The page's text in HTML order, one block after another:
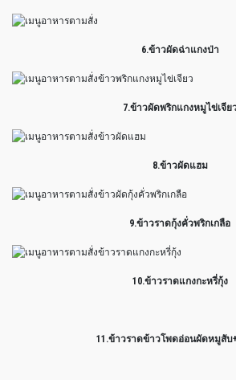
6.ข้าวผัดฉ่าแกงป่า
7.ข้าวผัดพริกแกงหมูไข่เจีย
8.ข้าวผัดแฮม
9.ข้าวราดกุ้งคั่วพริกเกลือ
10.ข้าวราดแกงกะหรี่กุ้ง
11.ข้าวราดข้าวโพดอ่อนผัดหมูสับ